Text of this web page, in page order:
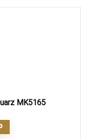
MK5165